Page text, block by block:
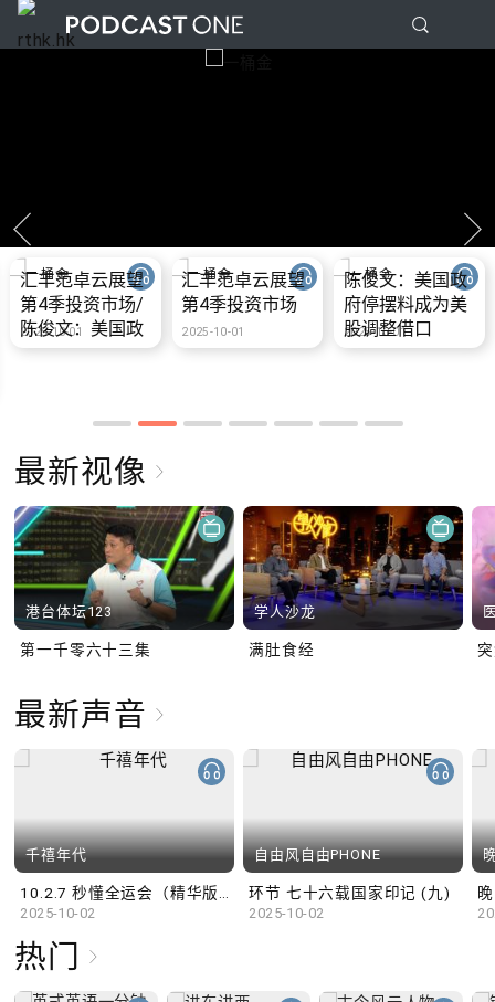
汇丰范卓云展望
第4季投资市场/
陈俊文：美国政
府停摆料成为美
2025-10-01
汇丰范卓云展望
第4季投资市场
2025-10-01
陈俊文：美国政
府停摆料成为美
股调整借口
2025-10-01
最新视像
港台体坛123
第一千零六十三集
学人沙龙
满肚食经
最新声音
千禧年代
2025-10-02
自由风自由PHONE
环节 七十六载国家印记 (九)
2025-10-02
热门